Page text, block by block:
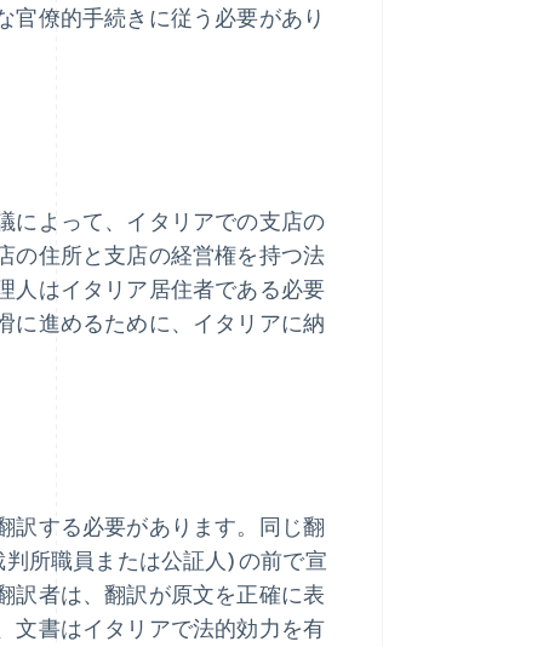
官僚的手続きに従う必要があり
によって、イタリアでの支店の
の住所と支店の経営権を持つ法
人はイタリア居住者である必要
に進めるために、イタリアに納
訳する必要があります。同じ翻
所職員または公証人) の前で宣
訳者は、翻訳が原文を正確に表
文書はイタリアで法的効力を有